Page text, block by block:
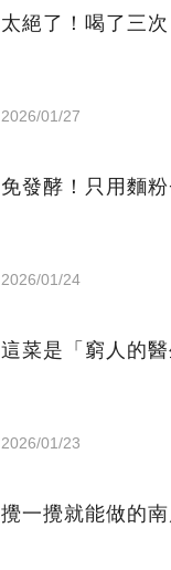
太絕了！喝了三
2026/01/27
免發酵！只用麵
2026/01/24
這菜是「窮人的
2026/01/23
攪一攪就能做的